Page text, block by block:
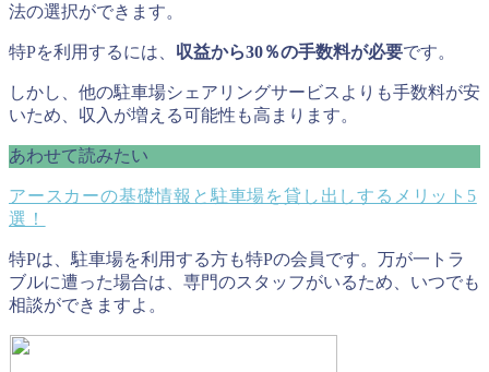
法の選択ができます。
特Pを利用するには、 収益から30％の手数料が必要です。
しかし、他の駐車場シェアリングサービスよりも手数料が安
いため、収入が増える可能性も高まります。
あわせて読みたい
アースカーの基礎情報と駐車場を貸し出しするメリット5
選！
特Pは、駐車場を利用する方も特Pの会員です。万が一トラ
ブルに遭った場合は、専門のスタッフがいるため、いつでも
相談ができますよ。